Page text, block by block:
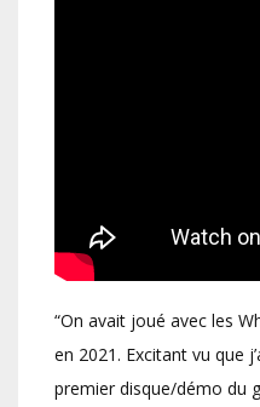
“On avait joué avec les
en 2021. Excitant vu que
premier disque/démo du